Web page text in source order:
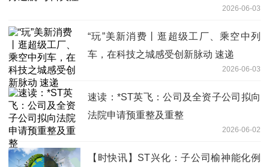
2026-06-03
“玩”美新消费丨逛超级工厂、乘空中列
车，在科技之城感受创新脉动 速递
2026-06-03
速读：*ST英飞：公司及全资子公司拟向
法院申请预重整及重整
2026-06-02
【时快讯】ST兴化：子公司榆神能化例